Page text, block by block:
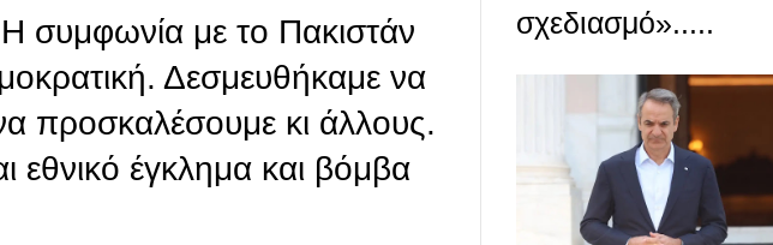
συμφωνία με το Πακιστάν
Δεσμευθήκαμε να
προσκαλέσουμε κι άλλους.
εθνικό έγκλημα και βόμβα
σχεδιασμό».....